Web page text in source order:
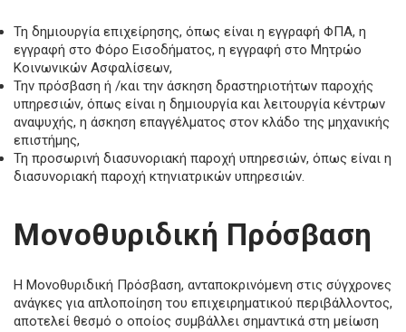
Τη δημιουργία επιχείρησης, όπως είναι η εγγραφή ΦΠΑ, η
εγγραφή στο Φόρο Εισοδήματος, η εγγραφή στο Μητρώο
Κοινωνικών Ασφαλίσεων,
Την πρόσβαση ή /και την άσκηση δραστηριοτήτων παροχής
υπηρεσιών, όπως είναι η δημιουργία και λειτουργία κέντρων
αναψυχής, η άσκηση επαγγέλματος στον κλάδο της μηχανικής
επιστήμης,
Τη προσωρινή διασυνοριακή παροχή υπηρεσιών, όπως είναι η
διασυνοριακή παροχή κτηνιατρικών υπηρεσιών.
Μονοθυριδική Πρόσβαση
Η Μονοθυριδική Πρόσβαση, ανταποκρινόμενη στις σύγχρονες
ανάγκες για απλοποίηση του επιχειρηματικού περιβάλλοντος,
αποτελεί θεσμό ο οποίος συμβάλλει σημαντικά στη μείωση